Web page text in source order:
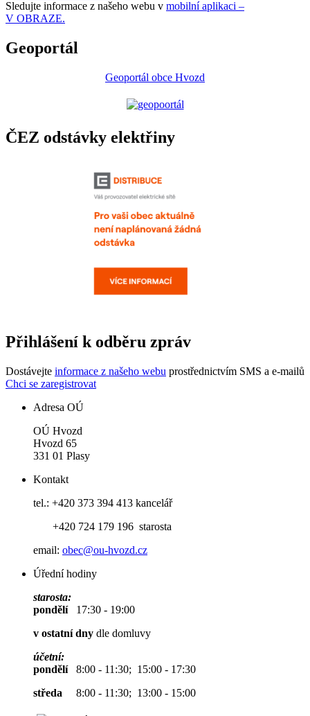
Sledujte informace z našeho webu v mobilní aplikaci –
V OBRAZE.
Geoportál
Geoportál obce Hvozd
ČEZ odstávky elektřiny
Přihlášení k odběru zpráv
Dostávejte informace z našeho webu prostřednictvím SMS a e-mailů
Chci se zaregistrovat
Adresa OÚ
OÚ Hvozd
Hvozd 65
331 01 Plasy
Kontakt
tel.: +420 373 394 413 kancelář
+420 724 179 196 starosta
email: obec@ou-hvozd.cz
Úřední hodiny
starosta:
pondělí 17:30 - 19:00
v ostatní dny dle domluvy
účetní:
pondělí 8:00 - 11:30; 15:00 - 17:30
středa 8:00 - 11:30; 13:00 - 15:00